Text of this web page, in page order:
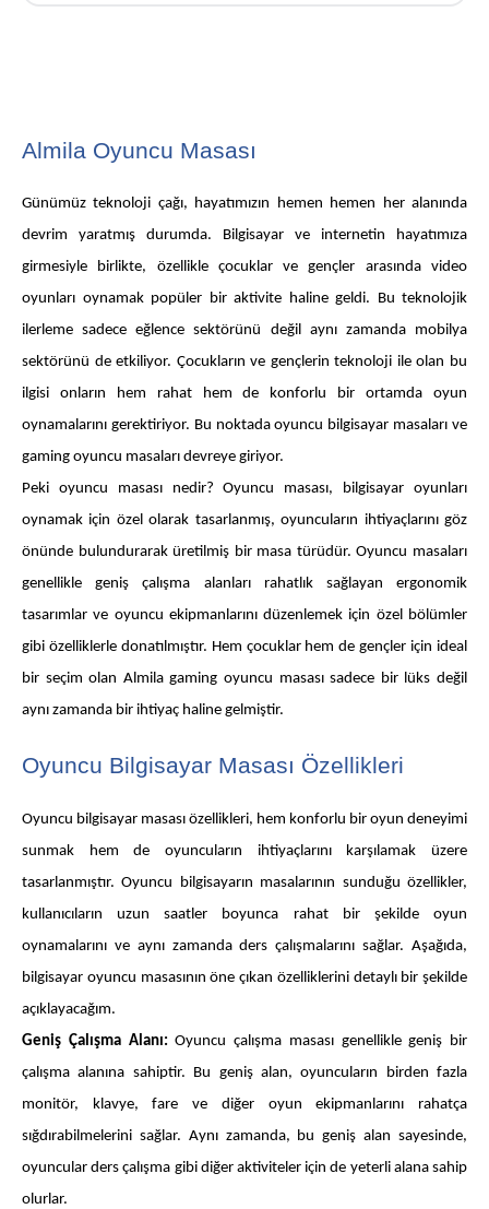
Almila Oyuncu Masası
Günümüz teknoloji çağı, hayatımızın hemen hemen her alanında
devrim yaratmış durumda. Bilgisayar ve internetin hayatımıza
girmesiyle birlikte, özellikle çocuklar ve gençler arasında video
oyunları oynamak popüler bir aktivite haline geldi. Bu teknolojik
ilerleme sadece eğlence sektörünü değil aynı zamanda mobilya
sektörünü de etkiliyor. Çocukların ve gençlerin teknoloji ile olan bu
ilgisi onların hem rahat hem de konforlu bir ortamda oyun
oynamalarını gerektiriyor. Bu noktada oyuncu bilgisayar masaları ve
gaming oyuncu masaları devreye giriyor.
Peki oyuncu masası nedir? Oyuncu masası, bilgisayar oyunları
oynamak için özel olarak tasarlanmış, oyuncuların ihtiyaçlarını göz
önünde bulundurarak üretilmiş bir masa türüdür. Oyuncu masaları
genellikle geniş çalışma alanları rahatlık sağlayan ergonomik
tasarımlar ve oyuncu ekipmanlarını düzenlemek için özel bölümler
gibi özelliklerle donatılmıştır. Hem çocuklar hem de gençler için ideal
bir seçim olan Almila gaming oyuncu masası sadece bir lüks değil
aynı zamanda bir ihtiyaç haline gelmiştir.
Oyuncu Bilgisayar Masası Özellikleri
Oyuncu bilgisayar masası özellikleri, hem konforlu bir oyun deneyimi
sunmak hem de oyuncuların ihtiyaçlarını karşılamak üzere
tasarlanmıştır. Oyuncu bilgisayarın masalarının sunduğu özellikler,
kullanıcıların uzun saatler boyunca rahat bir şekilde oyun
oynamalarını ve aynı zamanda ders çalışmalarını sağlar. Aşağıda,
bilgisayar oyuncu masasının öne çıkan özelliklerini detaylı bir şekilde
açıklayacağım.
Geniş Çalışma Alanı: Oyuncu çalışma masası genellikle geniş bir
çalışma alanına sahiptir. Bu geniş alan, oyuncuların birden fazla
monitör, klavye, fare ve diğer oyun ekipmanlarını rahatça
sığdırabilmelerini sağlar. Aynı zamanda, bu geniş alan sayesinde,
oyuncular ders çalışma gibi diğer aktiviteler için de yeterli alana sahip
olurlar.